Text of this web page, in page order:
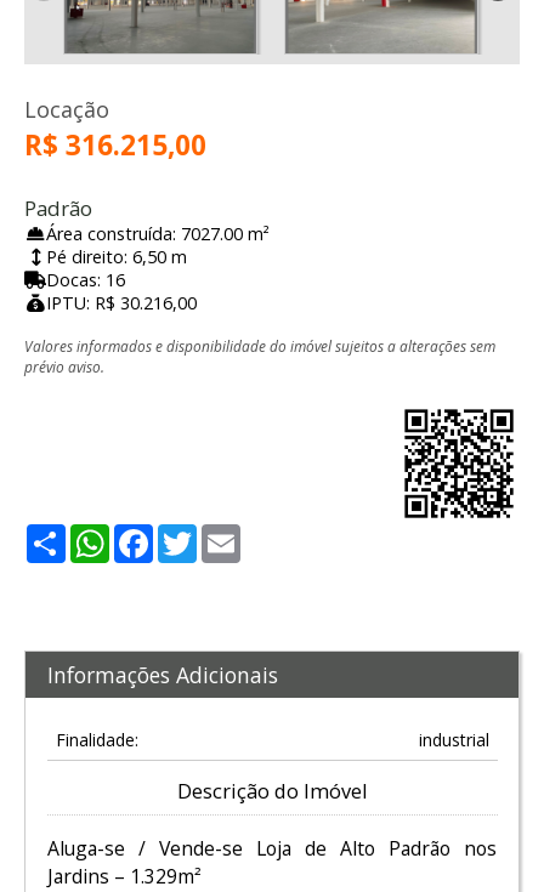
Locação
R$ 316.215,00
Padrão
Área construída: 7027.00 m²
Pé direito: 6,50 m
Docas: 16
IPTU: R$ 30.216,00
Valores informados e disponibilidade do imóvel sujeitos a alterações sem
prévio aviso.
ShareWhatsApp
Facebook
Twitter
Informações Adicionais
Finalidade: industrial
Descrição do Imóvel
Aluga-se / Vende-se Loja de Alto Padrão nos
Jardins – 1.329m²